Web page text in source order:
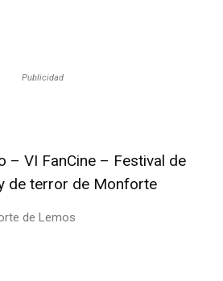
Publicidad
– VI FanCine – Festival de
de terror de Monforte
de Lemos